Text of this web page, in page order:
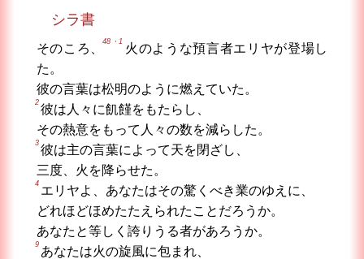
シラ書
そのころ、
48・1
火のような預言者エリヤが登場し
た。
彼の言葉は松明のように燃えていた。
2
彼は人々に飢饉をもたらし、
その熱意をもって人々の数を減らした。
3
彼は主の言葉によって天を閉ざし、
三度、火を降らせた。
4
エリヤよ、あなたはその驚くべき業のゆえに、
どれほどほめたたえられたことだろうか。
あなたと等しく誇りうる者があろうか。
9
あなたは火の旋風に包まれ、